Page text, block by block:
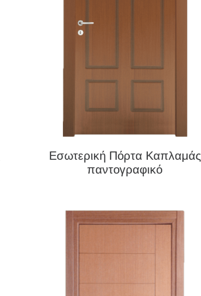
ΔΙΑΒΆΣΤΕ ΠΕΡΙΣΣΌΤΕΡΑ
Εσωτερική Πόρτα Καπλαμάς
παντογραφικό